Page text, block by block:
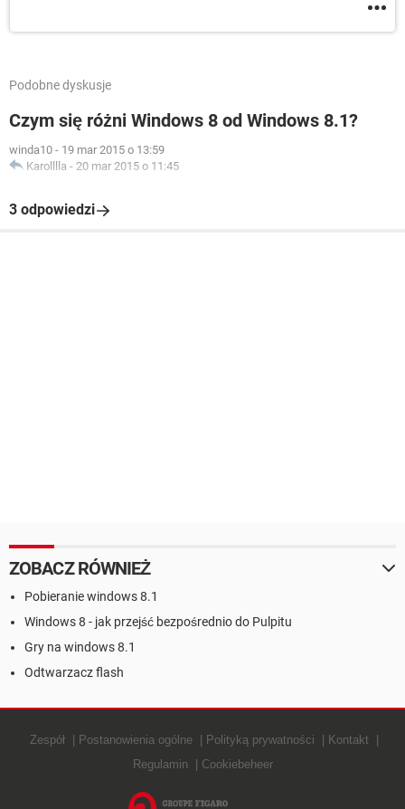
Podobne dyskusje
Czym się różni Windows 8 od Windows 8.1?
winda10 - 19 mar 2015 o 13:59
Karolllla - 20 mar 2015 o 11:45
3 odpowiedzi
ZOBACZ RÓWNIEŻ
Pobieranie windows 8.1
Windows 8 - jak przejść bezpośrednio do Pulpitu
Gry na windows 8.1
Odtwarzacz flash
Zespół Postanowienia ogólne Polityką prywatności
Kontakt
Regulamin
Cookiebeheer